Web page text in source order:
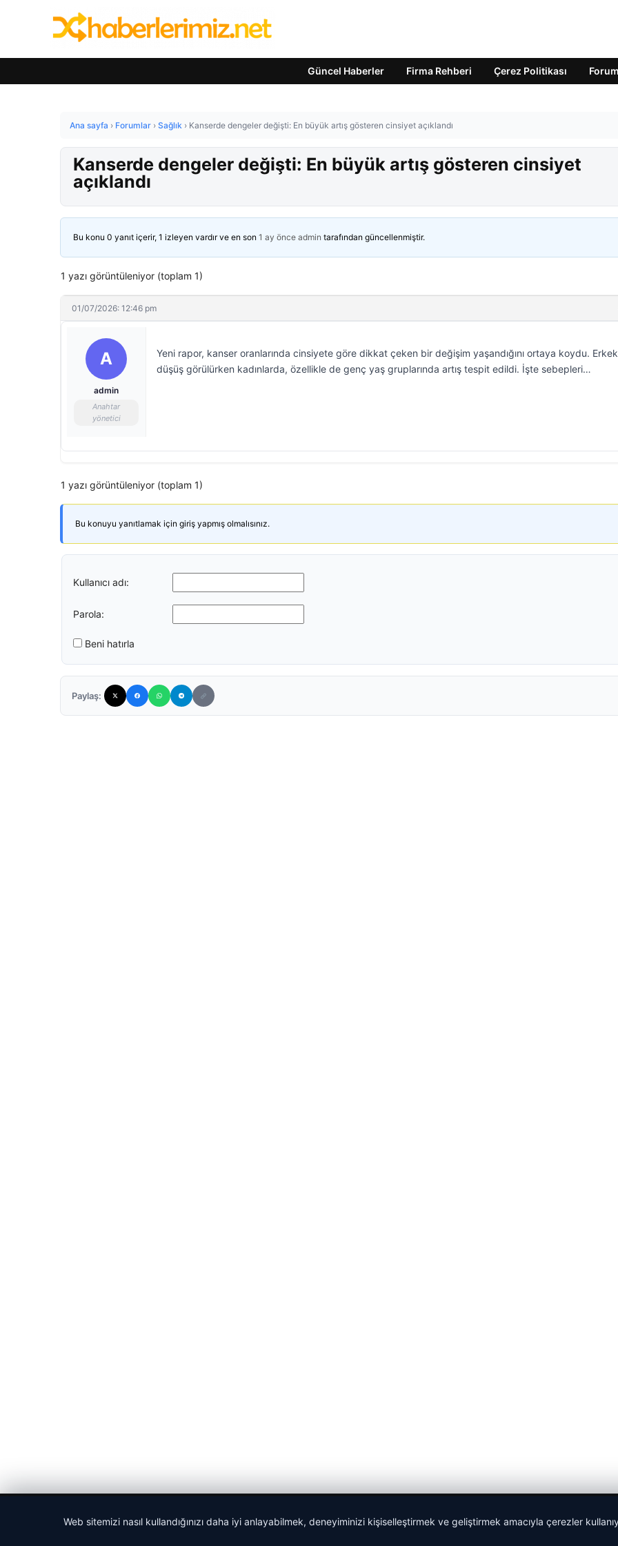
Güncel Haberler Firma Rehberi Çerez Politikası Forum
Ana sayfa › Forumlar › Sağlık › Kanserde dengeler değişti: En büyük artış gösteren cinsiyet açıklandı
Kanserde dengeler değişti: En büyük artış gösteren cinsiyet
açıklandı
Bu konu 0 yanıt içerir, 1 izleyen vardır ve en son 1 ay önce admin tarafından güncellenmiştir.
1 yazı görüntüleniyor (toplam 1)
01/07/2026: 12:46 pm
A
admin
Anahtar
yönetici
Yeni rapor, kanser oranlarında cinsiyete göre dikkat çeken bir değişim yaşandığını ortaya koydu.
düşüş görülürken kadınlarda, özellikle de genç yaş gruplarında artış tespit edildi. İşte sebepleri…
1 yazı görüntüleniyor (toplam 1)
Bu konuyu yanıtlamak için giriş yapmış olmalısınız.
Kullanıcı adı:
Parola:
Beni hatırla
Paylaş:
Web sitemizi nasıl kullandığınızı daha iyi anlayabilmek, deneyiminizi kişiselleştirmek ve geliştirmek amacıyla çerezler